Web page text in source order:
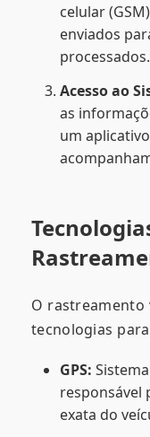
celular
enviados
processados.
Acesso ao
as
um
O rastreamento
tecnologias
GPS:
responsável
exata do